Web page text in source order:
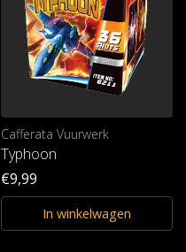
Cafferata Vuurwerk
Typhoon
€9,99
In winkelwagen